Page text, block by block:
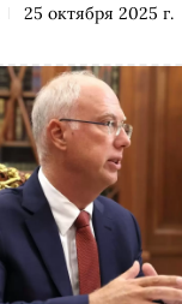
25 октября 2025 г.